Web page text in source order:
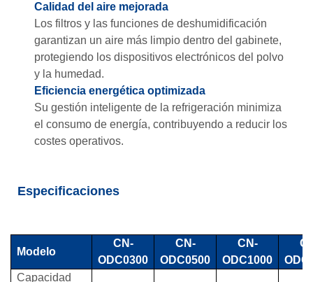
Calidad del aire mejorada
Los filtros y las funciones de deshumidificación
garantizan un aire más limpio dentro del gabinete,
protegiendo los dispositivos electrónicos del polvo
y la humedad.
Eficiencia energética optimizada
Su gestión inteligente de la refrigeración minimiza
el consumo de energía, contribuyendo a reducir los
costes operativos.
Especificaciones
Modelo
CN-
ODC0300
CN-
ODC0500
CN-
ODC1000
Capacidad